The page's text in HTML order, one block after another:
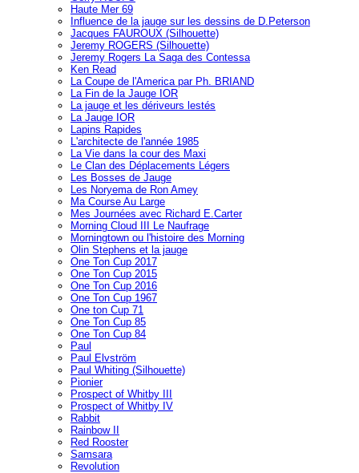
Haute Mer 69
Influence de la jauge sur les dessins de D.Peterson
Jacques FAUROUX (Silhouette)
Jeremy ROGERS (Silhouette)
Jeremy Rogers La Saga des Contessa
Ken Read
La Coupe de l'America par Ph. BRIAND
La Fin de la Jauge IOR
La jauge et les dériveurs lestés
La Jauge IOR
Lapins Rapides
L'architecte de l'année 1985
La Vie dans la cour des Maxi
Le Clan des Déplacements Légers
Les Bosses de Jauge
Les Noryema de Ron Amey
Ma Course Au Large
Mes Journées avec Richard E.Carter
Morning Cloud III Le Naufrage
Morningtown ou l'histoire des Morning
Olin Stephens et la jauge
One Ton Cup 2017
One Ton Cup 2015
One Ton Cup 2016
One Ton Cup 1967
One ton Cup 71
One Ton Cup 85
One Ton Cup 84
Paul
Paul Elvström
Paul Whiting (Silhouette)
Pionier
Prospect of Whitby III
Prospect of Whitby IV
Rabbit
Rainbow II
Red Rooster
Samsara
Revolution